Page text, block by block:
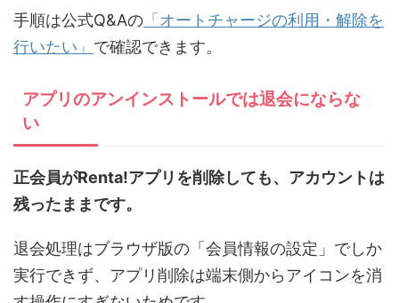
手順は公式Q&Aの 「オートチャージの利用・解除を
行いたい」 で確認できます。
アプリのアンインストールでは退会にならな
い
正会員がRenta!アプリを削除しても、アカウントは
残ったままです。
退会処理はブラウザ版の「会員情報の設定」でしか
実行できず、アプリ削除は端末側からアイコンを消